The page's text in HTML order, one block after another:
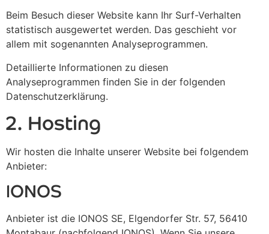
Beim Besuch dieser Website kann Ihr Surf-Verhalten
statistisch ausgewertet werden. Das geschieht vor
allem mit sogenannten Analyseprogrammen.
Detaillierte Informationen zu diesen
Analyseprogrammen finden Sie in der folgenden
Datenschutzerklärung.
2. Hosting
Wir hosten die Inhalte unserer Website bei folgendem
Anbieter:
IONOS
Anbieter ist die IONOS SE, Elgendorfer Str. 57, 56410